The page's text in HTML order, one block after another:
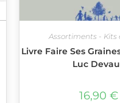
Assortiments - Kits
Livre Faire Ses
Luc
16,90€